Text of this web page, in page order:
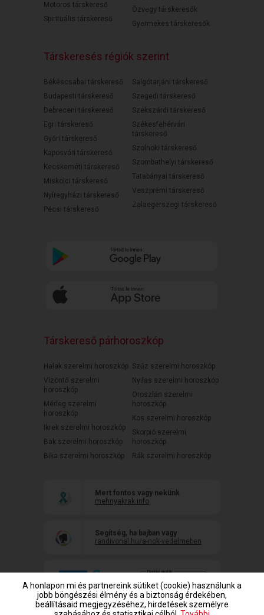
Motoros társkereső
Spirituális társkereső
Özvegy társkeresők
Gyermekes társkeresők
Társkeresés régiók szerint
Békéscsabai társkereső
Budapesti társkereső
Debreceni társkereső
Egri társkereső
Győri társkereső
Kaposvári társkereső
Kecskeméti társkereső
Miskolci társkereső
Nyíregyházi társkereső
Pécsi társkereső
Salgótarjáni társkereső
Szegedi társkereső
Szekszárdi társkereső
Székesfehérvári
társkereső
Szolnoki társkereső
Szombathelyi társkereső
Tatabányai társkereső
Veszprémi társkereső
Zalaegerszegi társkereső
Társkereső párhoroszkóp
Halak szerelmi horoszkóp
Vízöntő szerelmi
horoszkóp
Mérleg szerelmi
horoszkóp
Ikrek szerelmi horoszkóp
Bak szerelmi horoszkóp
Bika szerelmi horoszkóp
Szűz szerelmi horoszkóp
Nyilas szerelmi horoszkóp
Oroszlán szerelmi
horoszkóp
Kos szerelmi horoszkóp
Skorpió szerelmi
horoszkóp
Rák szerelmi horoszkóp
Mert fontos vagy nekünk
mehnyakrak.info
Segítség, ha bajban vagy
randivonal.hu/a-nok-vedelmeben
A honlapon mi és partnereink sütiket (cookie) használunk a
jobb böngészési élmény és a biztonság érdekében,
beállításaid megjegyzéséhez, hirdetések személyre